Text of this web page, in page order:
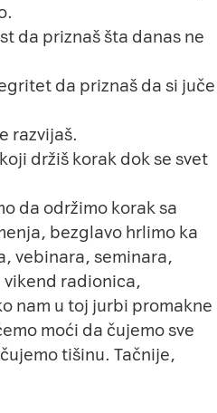
da priznaš šta danas ne
da priznaš da si juče
razvijaš.
držiš korak dok se svet
da održimo korak sa
bezglavo hrlimo ka
vebinara, seminara,
radionica,
nam u toj jurbi promakne
moći da čujemo sve
tišinu. Tačnije,